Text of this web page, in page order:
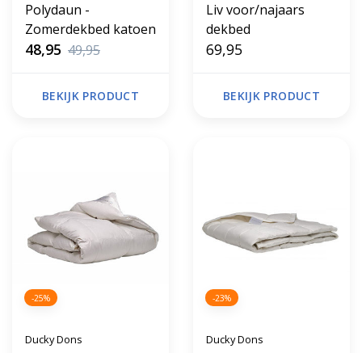
Polydaun -
Zomerdekbed katoen
48,95 49,95
BEKIJK PRODUCT
Liv voor/najaars
dekbed
69,95
BEKIJK PRODUCT
-25%
Ducky Dons
-23%
Ducky Dons